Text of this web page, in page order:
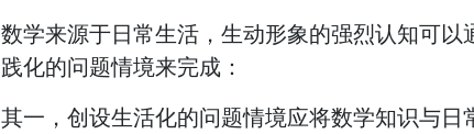
数学来源于日常生活，生动形象的强烈认知可
践化的问题情境来完成：
其一，创设生活化的问题情境应将数学知识与